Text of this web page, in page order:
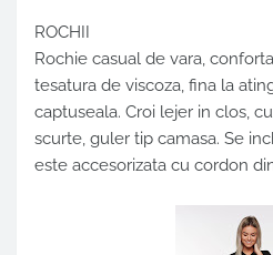
ROCHII
Rochie casual de vara,
tesatura de viscoza, fina la
captuseala. Croi lejer in clos,
scurte, guler tip camasa. Se
este accesorizata cu cordon